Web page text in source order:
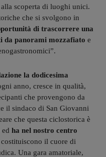
scoperta di luoghi unici.
che si svolgono in
di trascorrere una
da panorami mozzafiato e
la dodicesima
anno, cresce in qualità,
che provengono da
il sindaco di San Giovanni
che questa ciclostorica è
ed ha nel nostro centro
costituiscono il cuore di
Una gara amatoriale,